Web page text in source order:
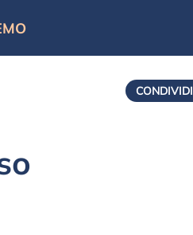
CONDIVIDI